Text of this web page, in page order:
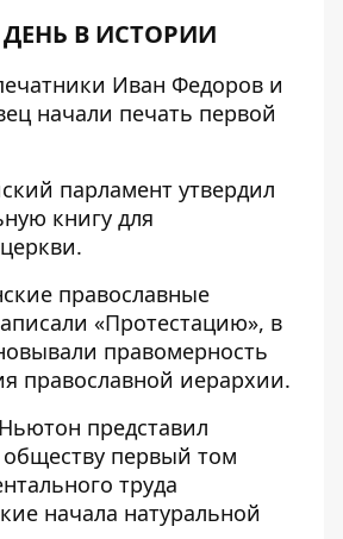
ДЕНЬ В ИСТОРИИ
Иван Федоров и
начали печать первой
парламент утвердил
книгу для
православные
«Протестацию», в
правомерность
православной иерархии.
представил
первый том
труда
начала натуральной